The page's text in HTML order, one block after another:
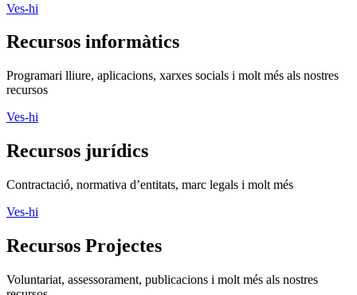
Ves-hi
Recursos informàtics
Programari lliure, aplicacions, xarxes socials i molt més als nostres
recursos
Ves-hi
Recursos jurídics
Contractació, normativa d’entitats, marc legals i molt més
Ves-hi
Recursos Projectes
Voluntariat, assessorament, publicacions i molt més als nostres